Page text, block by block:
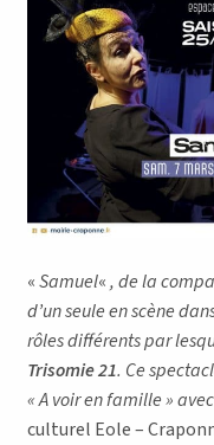
«Samuel«, de la
d’un seule en scène
rôles différents par
Trisomie 21. Ce
« A voir en famille »
culturel Eole –